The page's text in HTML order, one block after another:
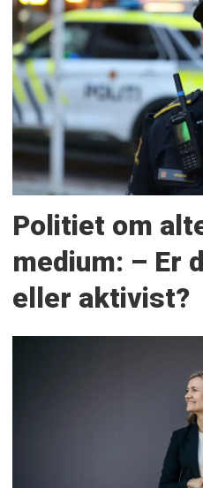
Politiet om
medium: – Er
eller aktivist?